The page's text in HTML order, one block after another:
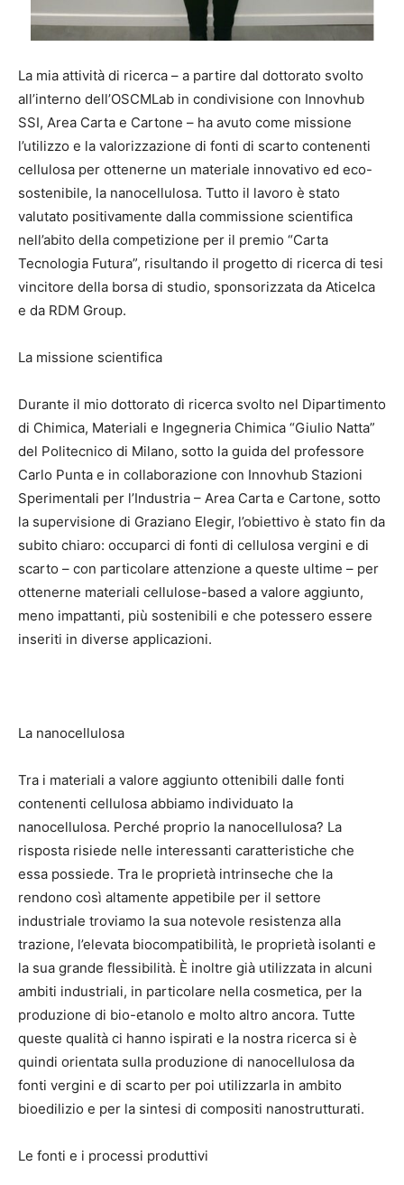
La mia attività di ricerca – a partire dal dottorato svolto
all’interno dell’OSCMLab in condivisione con Innovhub
SSI, Area Carta e Cartone – ha avuto come missione
l’utilizzo e la valorizzazione di fonti di scarto contenenti
cellulosa per ottenerne un materiale innovativo ed eco-
sostenibile, la nanocellulosa. Tutto il lavoro è stato
valutato positivamente dalla commissione scientifica
nell’abito della competizione per il premio “Carta
Tecnologia Futura”, risultando il progetto di ricerca di tesi
vincitore della borsa di studio, sponsorizzata da Aticelca
e da RDM Group.
La missione scientifica
Durante il mio dottorato di ricerca svolto nel Dipartimento
di Chimica, Materiali e Ingegneria Chimica “Giulio Natta”
del Politecnico di Milano, sotto la guida del professore
Carlo Punta e in collaborazione con Innovhub Stazioni
Sperimentali per l’Industria – Area Carta e Cartone, sotto
la supervisione di Graziano Elegir, l’obiettivo è stato fin da
subito chiaro: occuparci di fonti di cellulosa vergini e di
scarto – con particolare attenzione a queste ultime – per
ottenerne materiali cellulose-based a valore aggiunto,
meno impattanti, più sostenibili e che potessero essere
inseriti in diverse applicazioni.
La nanocellulosa
Tra i materiali a valore aggiunto ottenibili dalle fonti
contenenti cellulosa abbiamo individuato la
nanocellulosa. Perché proprio la nanocellulosa? La
risposta risiede nelle interessanti caratteristiche che
essa possiede. Tra le proprietà intrinseche che la
rendono così altamente appetibile per il settore
industriale troviamo la sua notevole resistenza alla
trazione, l’elevata biocompatibilità, le proprietà isolanti e
la sua grande flessibilità. È inoltre già utilizzata in alcuni
ambiti industriali, in particolare nella cosmetica, per la
produzione di bio-etanolo e molto altro ancora. Tutte
queste qualità ci hanno ispirati e la nostra ricerca si è
quindi orientata sulla produzione di nanocellulosa da
fonti vergini e di scarto per poi utilizzarla in ambito
bioedilizio e per la sintesi di compositi nanostrutturati.
Le fonti e i processi produttivi